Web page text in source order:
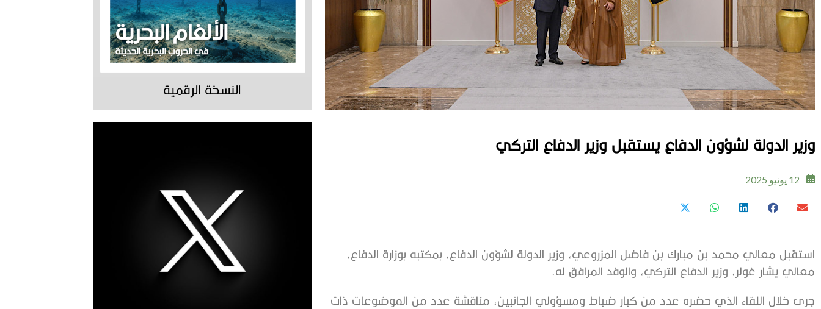
وزير الدولة لشؤون الدفاع يستقبل وزير الدفاع التركي
12 يونيو 2025
استقبل معالي محمد بن مبارك بن فاضل المزروعي، وزير الدولة لشؤون الدفاع، بمكتبه بوزارة الدفاع،
معالي يشار غولر، وزير الدفاع التركي، والوفد المرافق له.
جرى خلال اللقاء الذي حضره عدد من كبار ضباط ومسؤولي الجانبين، مناقشة عدد من الموضوعات ذات
النسخة الرقمية